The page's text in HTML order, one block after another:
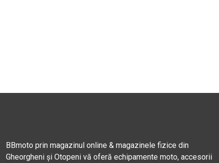
BBmoto prin magazinul online & magazinele fizice din
Gheorgheni și Otopeni vă oferă echipamente moto, accesorii